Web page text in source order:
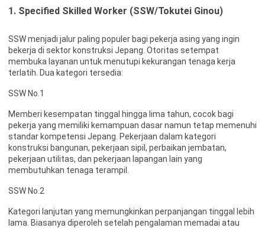
1. Specified Skilled Worker (SSW/Tokutei Ginou)
SSW menjadi jalur paling populer bagi pekerja asing yang ingin
bekerja di sektor konstruksi Jepang. Otoritas setempat
membuka layanan untuk menutupi kekurangan tenaga kerja
terlatih. Dua kategori tersedia:
SSW No.1
Memberi kesempatan tinggal hingga lima tahun, cocok bagi
pekerja yang memiliki kemampuan dasar namun tetap memenuhi
standar kompetensi Jepang. Pekerjaan dalam kategori
konstruksi bangunan, pekerjaan sipil, perbaikan jembatan,
pekerjaan utilitas, dan pekerjaan lapangan lain yang
membutuhkan tenaga terampil.
SSW No.2
Kategori lanjutan yang memungkinkan perpanjangan tinggal lebih
lama. Biasanya diperoleh setelah pengalaman memadai atau